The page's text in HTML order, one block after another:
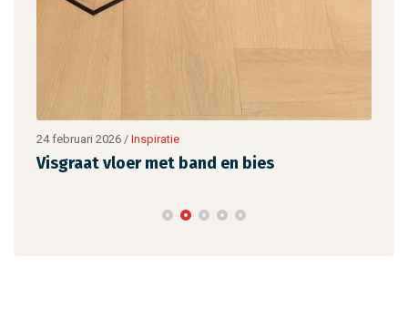
24 februari 2026 / Inspiratie
Visgraat vloer met band en bies